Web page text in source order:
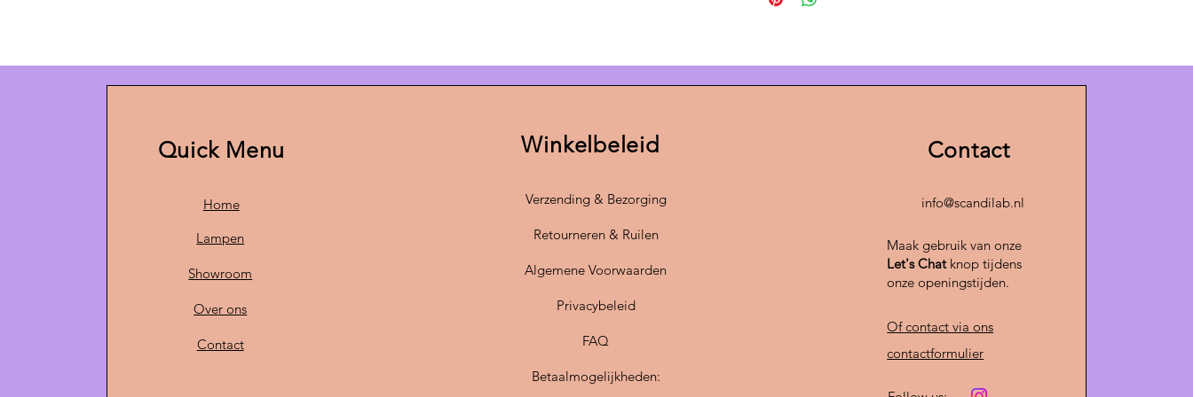
je de charme van vintage design met
Deze lamp is geschikt voor ieder interieur:
van strak en modern tot warm, kleurrijk en
tot showroom? Dan kun je onze lampen
Verliefd op deze oranje Deense
geef jouw interieur een unieke
Quick Menu
Home
Lampen
Showroom
Over ons
Contact
Winkelbeleid
Verzending & Bezorging
Retourneren & Ruilen
Algemene Voorwaarden
Privacybeleid
FAQ
Betaalmogelijkheden:
Contact
info@scandilab.nl
Maak gebruik van onze
Let's Chatknop tijdens
onze openingstijden.
Of contact viaons
contactformulier